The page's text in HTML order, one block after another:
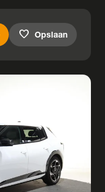
favorite Opslaan